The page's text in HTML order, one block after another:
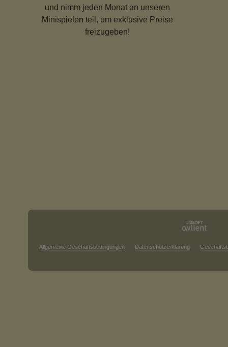
und nimm jeden Monat an unseren
Minispielen teil, um exklusive Preise
freizugeben!
Allgemeine Geschäftsbedingungen Datenschutzerklärung